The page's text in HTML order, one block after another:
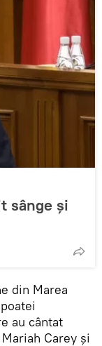
sânge şi
din Marea
au cântat
Carey și